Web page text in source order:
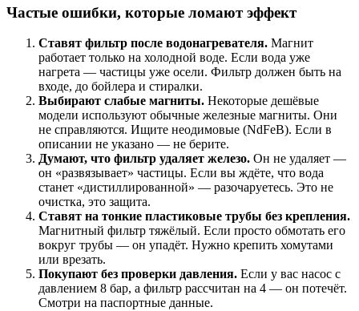
Частые ошибки, которые ломают эффект
Ставят фильтр после водонагревателя. Магнит
работает только на холодной воде. Если вода уже
нагрета — частицы уже осели. Фильтр должен быть на
входе, до бойлера и стиралки.
Выбирают слабые магниты. Некоторые дешёвые
модели используют обычные железные магниты. Они
не справляются. Ищите неодимовые (NdFeB). Если в
описании не указано — не берите.
Думают, что фильтр удаляет железо. Он не удаляет —
он «развязывает» частицы. Если вы ждёте, что вода
станет «дистиллированной» — разочаруетесь. Это не
очистка, это защита.
Ставят на тонкие пластиковые трубы без крепления.
Магнитный фильтр тяжёлый. Если просто обмотать его
вокруг трубы — он упадёт. Нужно крепить хомутами
или врезать.
Покупают без проверки давления. Если у вас насос с
давлением 8 бар, а фильтр рассчитан на 4 — он потечёт.
Смотри на паспортные данные.